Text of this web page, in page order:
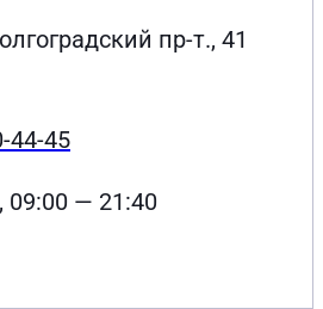
пр-т., 41
44-45
09:00 — 21:40